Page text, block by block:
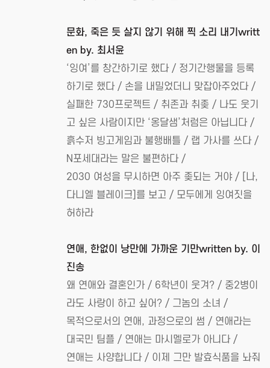
문화, 죽은 듯 살지 않기 위해 찍 소리 내기writt
en by. 최서윤
‘잉여’를 창간하기로 했다 / 정기간행물을 등록
하기로 했다 / 손을 내밀었더니 맞잡아주었다 /
실패한 730프로젝트 / 취존과 취좆 / 나도 웃기
고 싶은 사람이지만 ‘옹달샘’처럼은 아닙니다 /
흙수저 빙고게임과 불행배틀 / 랩 가사를 쓰다 /
N포세대라는 말은 불편하다 /
2030 여성을 무시하면 아주 좆되는 거야 / [나,
다니엘 블레이크]를 보고 / 모두에게 잉여짓을
허하라
연애, 한없이 낭만에 가까운 기만written by. 이
진송
왜 연애와 결혼인가 / 6학년이 웃겨? / 중2병이
라도 사랑이 하고 싶어? / 그놈의 소녀 /
목적으로서의 연애, 과정으로의 썸 / 연애라는
대국민 팀플 / 연애는 마시멜로가 아니다 /
연애는 사양합니다 / 이제 그만 발효식품을 놔줘